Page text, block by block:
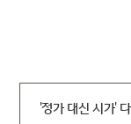
'정가 대신 시가'